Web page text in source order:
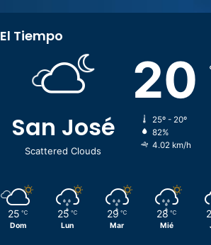
El Tiempo
San José
Scattered Clouds
20
25º - 20º
82%
4.02 km/h
25 ℃
Dom
25 ℃
Lun
29 ℃
Mar
28 ℃
Mié